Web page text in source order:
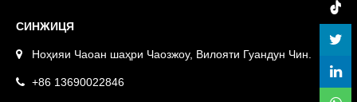
СИНЖИЦЯ
Ноҳияи Чаоан шаҳри Чаозжоу, Вилояти Гуандун Чин.
+86 13690022846